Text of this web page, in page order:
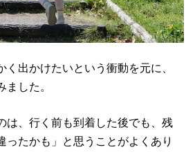
く出かけたいという衝動を元に、
ました。
は、行く前も到着した後でも、残
ったかも」と思うことがよくあり